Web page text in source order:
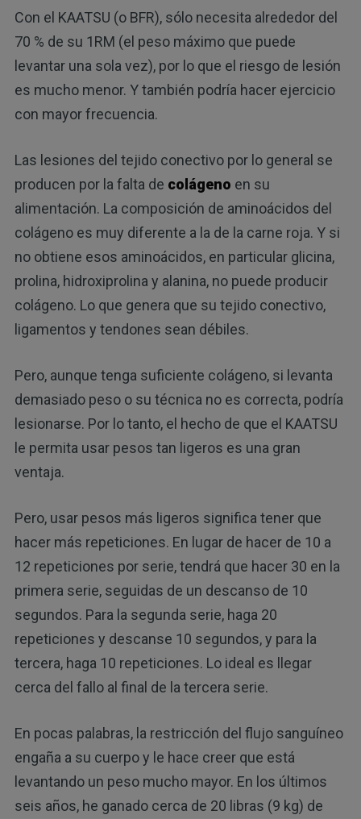
Con el KAATSU (o BFR), sólo necesita alrededor del
70 % de su 1RM (el peso máximo que puede
levantar una sola vez), por lo que el riesgo de lesión
es mucho menor. Y también podría hacer ejercicio
con mayor frecuencia.
Las lesiones del tejido conectivo por lo general se
producen por la falta de colágeno en su
alimentación. La composición de aminoácidos del
colágeno es muy diferente a la de la carne roja. Y si
no obtiene esos aminoácidos, en particular glicina,
prolina, hidroxiprolina y alanina, no puede producir
colágeno. Lo que genera que su tejido conectivo,
ligamentos y tendones sean débiles.
Pero, aunque tenga suficiente colágeno, si levanta
demasiado peso o su técnica no es correcta, podría
lesionarse. Por lo tanto, el hecho de que el KAATSU
le permita usar pesos tan ligeros es una gran
ventaja.
Pero, usar pesos más ligeros significa tener que
hacer más repeticiones. En lugar de hacer de 10 a
12 repeticiones por serie, tendrá que hacer 30 en la
primera serie, seguidas de un descanso de 10
segundos. Para la segunda serie, haga 20
repeticiones y descanse 10 segundos, y para la
tercera, haga 10 repeticiones. Lo ideal es llegar
cerca del fallo al final de la tercera serie.
En pocas palabras, la restricción del flujo sanguíneo
engaña a su cuerpo y le hace creer que está
levantando un peso mucho mayor. En los últimos
seis años, he ganado cerca de 20 libras (9 kg) de